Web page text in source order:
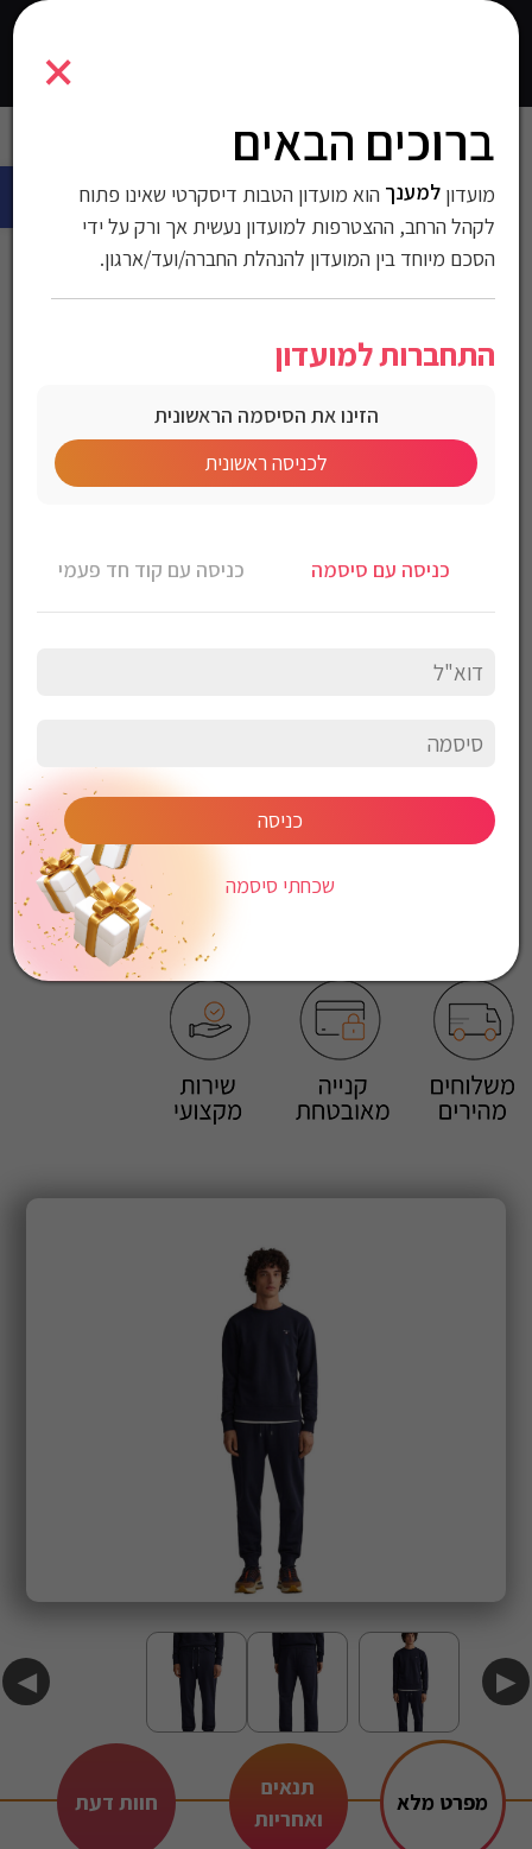
×
ברוכים הבאים
מועדוןלמענך הוא מועדון הטבות דיסקרטי שאינו פתוח
לקהל הרחב, ההצטרפות למועדון נעשית אך ורק על ידי
הסכם מיוחד בין המועדון להנהלת החברה/ועד/ארגון.
התחברות למועדון
הזינו את הסיסמה הראשונית
לכניסה ראשונית
כניסה עם סיסמה כניסה עם קוד חד פעמי
כניסה
שכחתי סיסמה
1700476
>אופנה מעילים וזקטים וביגוד חורף
מכנסי טרנינג Gant לגברים
גזרת Regular fit
מק"ט:1700476
מחיר לחברי מועדון
מכנסי טרנינג Gant לגברים גזרת Regular fit
הרכב: 87% כותנה, 13% פוליאסטר
כביסה עדינה במכונה, 30 מעלות
ללא השריה
לייבש הפוך ובצל
אין לייבש במכונת יבוש
◀ ▶
מפרט מלא
תנאים
ואחריות
חוות דעת